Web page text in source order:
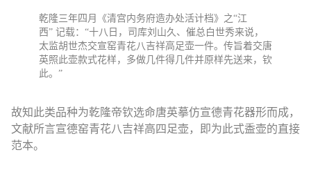
乾隆三年四月《清宫内务府造办处活计档》之“江
西” 记载：“十八日，司库刘山久、催总白世秀来说，
太监胡世杰交宣窑青花八吉祥高足壶一件。传旨着交唐
英照此壶款式花样，多做几件得几件并原样先送来，钦
此。”
故知此类品种为乾隆帝钦选命唐英摹仿宣德青花器形而成，
文献所言宣德窑青花八吉祥高四足壶，即为此式盉壶的直接
范本。